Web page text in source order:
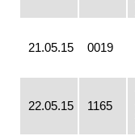
21.05.15 0019
22.05.15 1165